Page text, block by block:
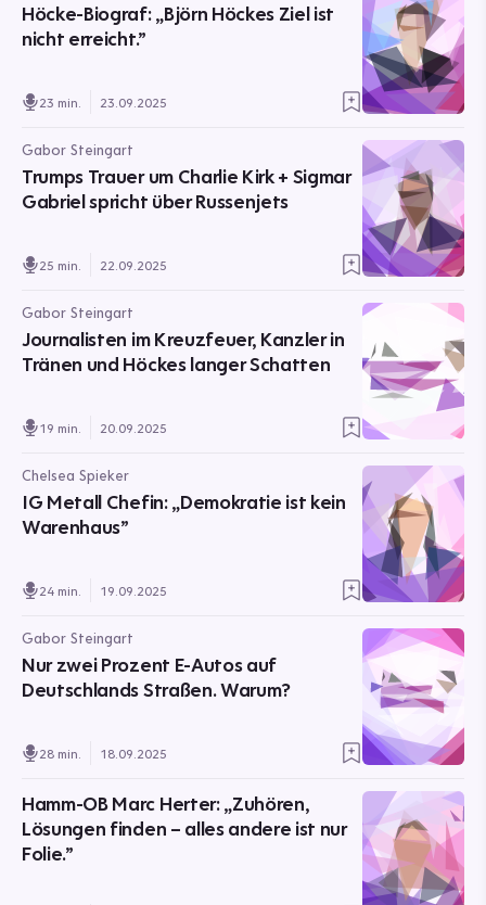
Höcke-Biograf: „Björn Höckes Ziel ist
nicht erreicht.”
23 min. 23.09.2025
Gabor Steingart
Trumps Trauer um Charlie Kirk + Sigmar
Gabriel spricht über Russenjets
25 min. 22.09.2025
Gabor Steingart
Journalisten im Kreuzfeuer, Kanzler in
Tränen und Höckes langer Schatten
19 min. 20.09.2025
Chelsea Spieker
IG Metall Chefin: „Demokratie ist kein
Warenhaus”
24 min. 19.09.2025
Gabor Steingart
Nur zwei Prozent E-Autos auf
Deutschlands Straßen. Warum?
28 min. 18.09.2025
Hamm-OB Marc Herter: „Zuhören,
Lösungen finden – alles andere ist nur
Folie.”